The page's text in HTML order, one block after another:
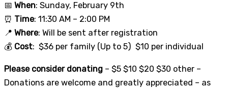
📅 When: Sunday, February 9th
⏰ Time: 11:30 AM – 2:00 PM
📍 Where: Will be sent after registration
💰 Cost: $36 per family (Up to 5) $10 per individual
Please consider donating – $5 $10 $20 $30 other –
Donations are welcome and greatly appreciated – as